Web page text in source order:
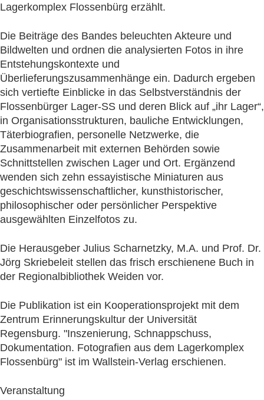
Lagerkomplex Flossenbürg erzählt.
Die Beiträge des Bandes beleuchten Akteure und
Bildwelten und ordnen die analysierten Fotos in ihre
Entstehungskontexte und
Überlieferungszusammenhänge ein. Dadurch ergeben
sich vertiefte Einblicke in das Selbstverständnis der
Flossenbürger Lager-SS und deren Blick auf „ihr Lager“,
in Organisationsstrukturen, bauliche Entwicklungen,
Täterbiografien, personelle Netzwerke, die
Zusammenarbeit mit externen Behörden sowie
Schnittstellen zwischen Lager und Ort. Ergänzend
wenden sich zehn essayistische Miniaturen aus
geschichtswissenschaftlicher, kunsthistorischer,
philosophischer oder persönlicher Perspektive
ausgewählten Einzelfotos zu.
Die Herausgeber Julius Scharnetzky, M.A. und Prof. Dr.
Jörg Skriebeleit stellen das frisch erschienene Buch in
der Regionalbibliothek Weiden vor.
Die Publikation ist ein Kooperationsprojekt mit dem
Zentrum Erinnerungskultur der Universität
Regensburg. "Inszenierung, Schnappschuss,
Dokumentation. Fotografien aus dem Lagerkomplex
Flossenbürg" ist im Wallstein-Verlag erschienen.
Veranstaltung